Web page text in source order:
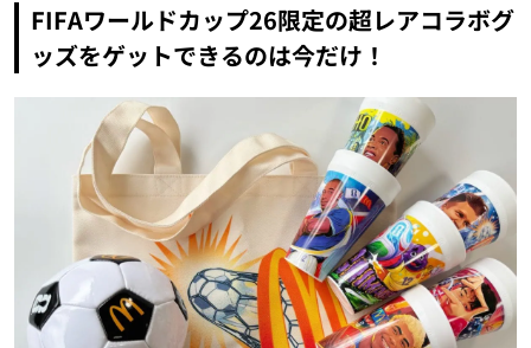
FIFAワールドカップ26限定の超レアコラボグ
ッズをゲットできるのは今だけ！